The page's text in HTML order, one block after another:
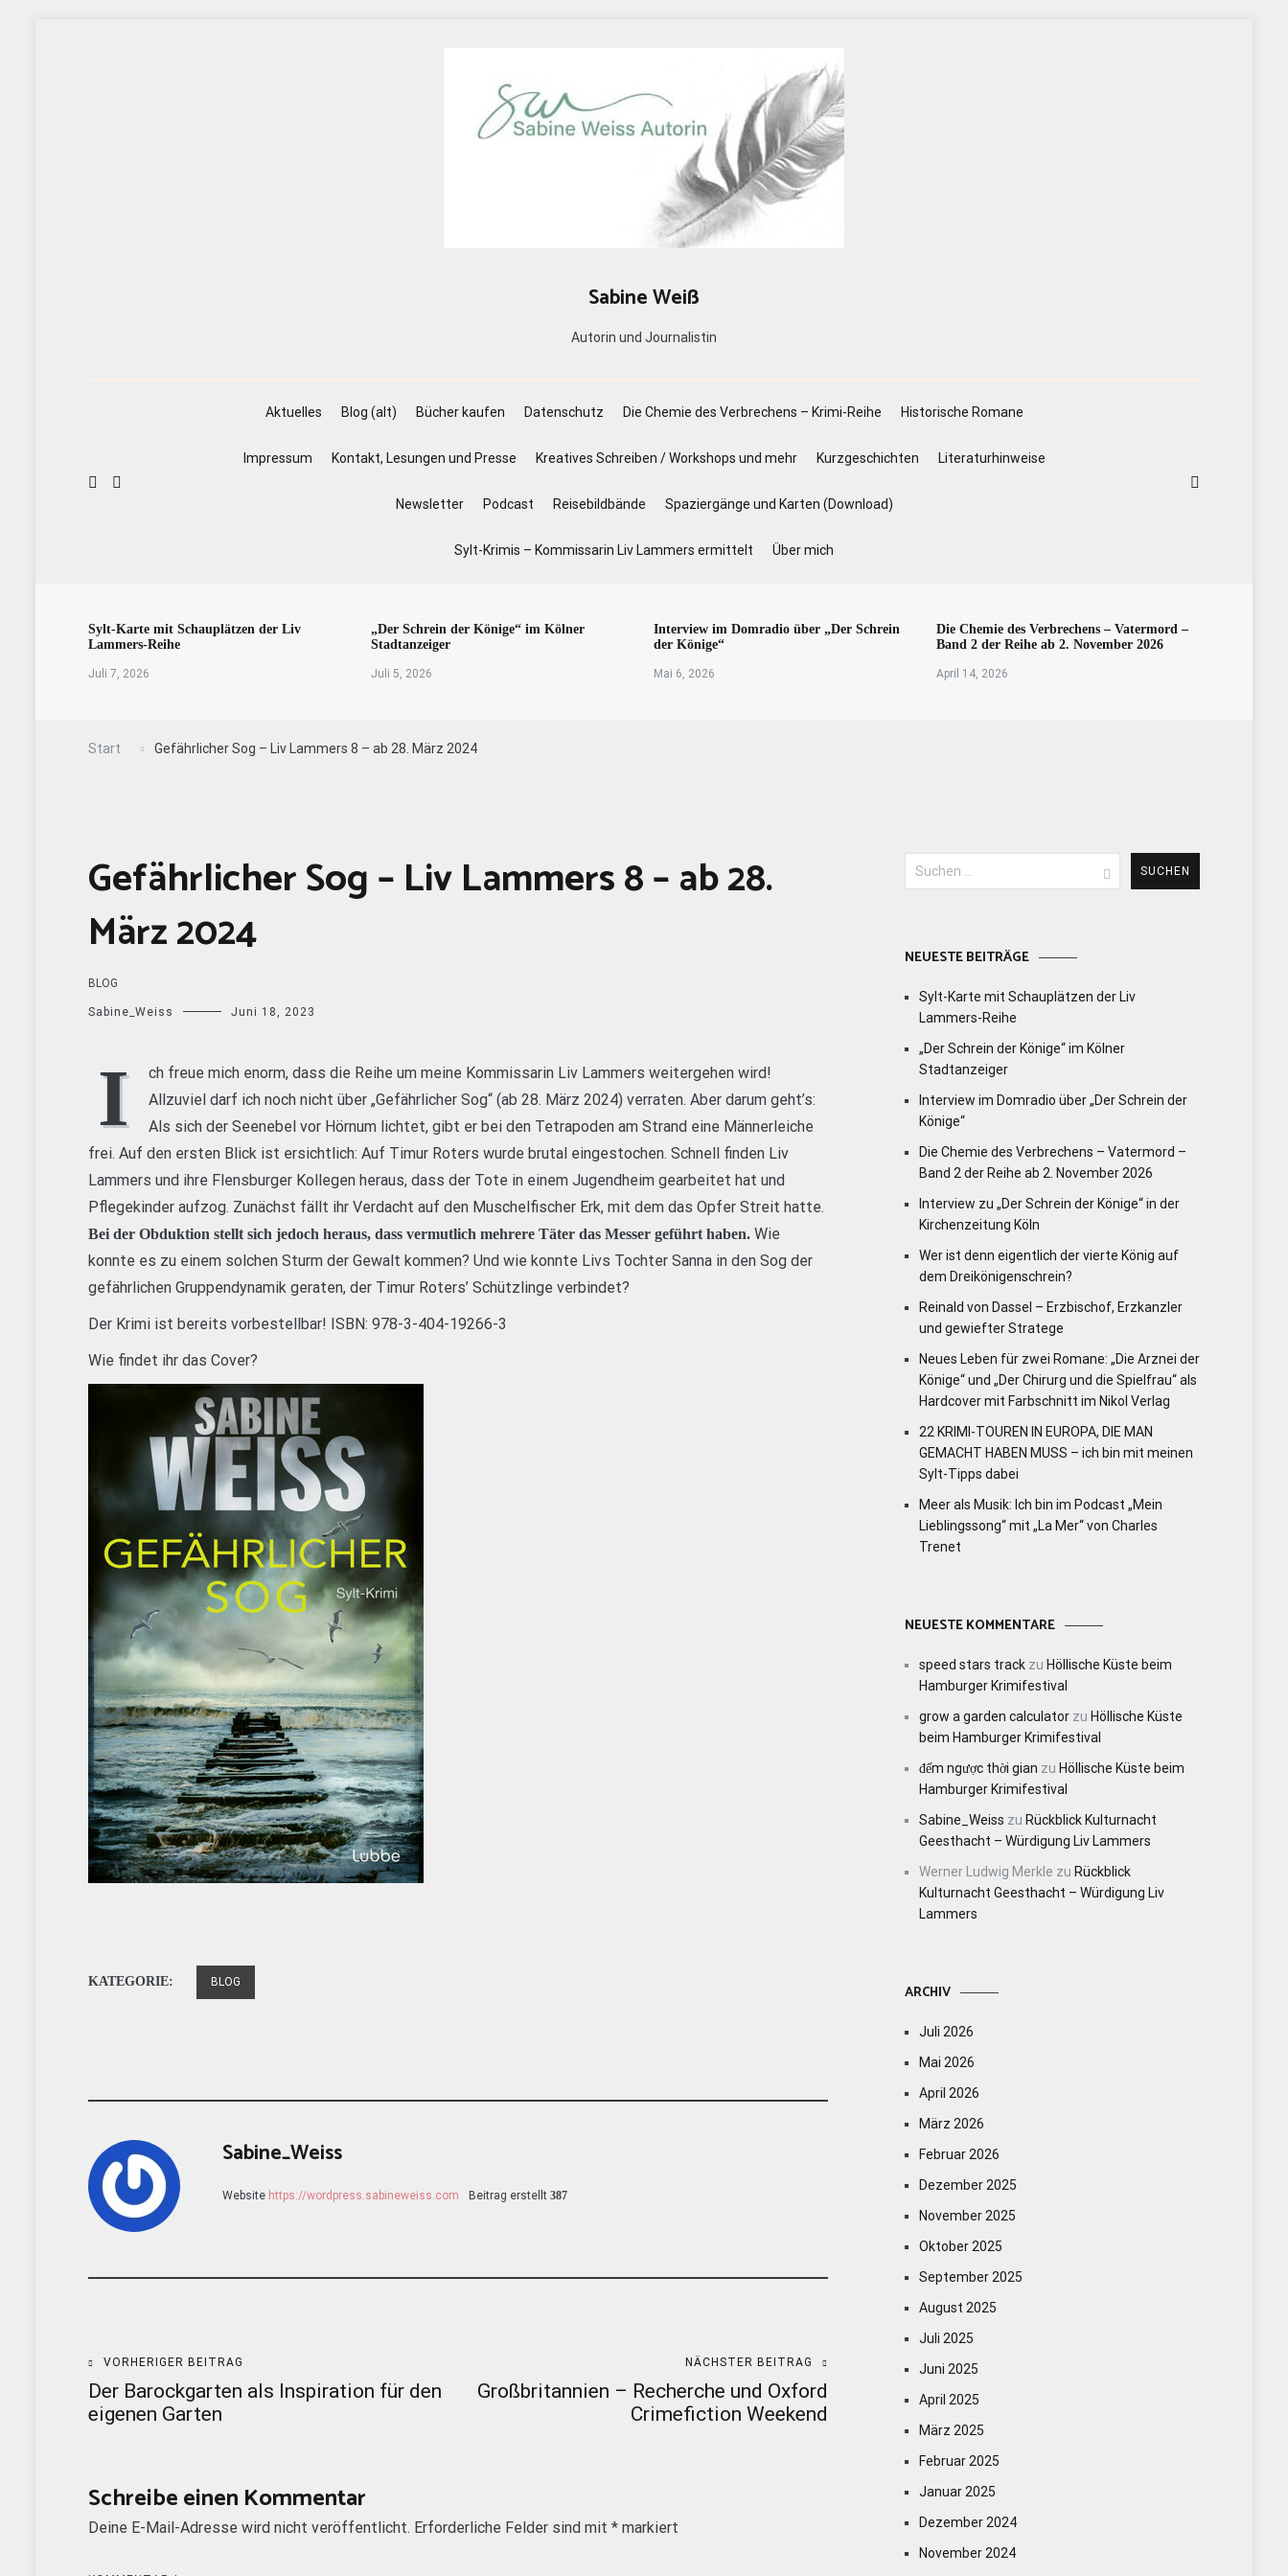
Sabine Weiß
Autorin und Journalistin
Aktuelles Blog (alt) Bücher kaufen Datenschutz Die Chemie des Verbrechens – Krimi-Reihe Historische Romane
Impressum Kontakt, Lesungen und Presse Kreatives Schreiben / Workshops und mehr Kurzgeschichten Literaturhinweise
Newsletter Podcast Reisebildbände Spaziergänge und Karten (Download)
Sylt-Krimis – Kommissarin Liv Lammers ermittelt Über mich
Sylt-Karte mit Schauplätzen der Liv
Lammers-Reihe
Juli 7, 2026
„Der Schrein der Könige“ im Kölner
Stadtanzeiger
Juli 5, 2026
Interview im Domradio über „Der Schrein
der Könige“
Mai 6, 2026
Die Chemie des Verbrechens – Vatermord –
Band 2 der Reihe ab 2. November 2026
April 14, 2026
Start Gefährlicher Sog – Liv Lammers 8 – ab 28. März 2024
Gefährlicher Sog – Liv Lammers 8 – ab 28.
März 2024
BLOG
Sabine_Weiss Juni 18, 2023
I
ch freue mich enorm, dass die Reihe um meine Kommissarin Liv Lammers weitergehen wird!
Allzuviel darf ich noch nicht über „Gefährlicher Sog“ (ab 28. März 2024) verraten. Aber darum geht’s:
Als sich der Seenebel vor Hörnum lichtet, gibt er bei den Tetrapoden am Strand eine Männerleiche
frei. Auf den ersten Blick ist ersichtlich: Auf Timur Roters wurde brutal eingestochen. Schnell finden Liv
Lammers und ihre Flensburger Kollegen heraus, dass der Tote in einem Jugendheim gearbeitet hat und
Pflegekinder aufzog. Zunächst fällt ihr Verdacht auf den Muschelfischer Erk, mit dem das Opfer Streit hatte.
Bei der Obduktion stellt sich jedoch heraus, dass vermutlich mehrere Täter das Messer geführt haben. Wie
konnte es zu einem solchen Sturm der Gewalt kommen? Und wie konnte Livs Tochter Sanna in den Sog der
gefährlichen Gruppendynamik geraten, der Timur Roters’ Schützlinge verbindet?
Der Krimi ist bereits vorbestellbar! ISBN: 978-3-404-19266-3
Wie findet ihr das Cover?
KATEGORIE: BLOG
Sabine_Weiss
Website https://wordpress.sabineweiss.com Beitrag erstellt 387
Beitragsnavigation
VORHERIGER BEITRAG
Der Barockgarten als Inspiration für den
eigenen Garten
NÄCHSTER BEITRAG
Großbritannien – Recherche und Oxford
Crimefiction Weekend
Schreibe einen Kommentar
Deine E-Mail-Adresse wird nicht veröffentlicht. Erforderliche Felder sind mit * markiert
Suchen
nach:
NEUESTE BEITRÄGE
Sylt-Karte mit Schauplätzen der Liv
Lammers-Reihe
„Der Schrein der Könige“ im Kölner
Stadtanzeiger
Interview im Domradio über „Der Schrein der
Könige“
Die Chemie des Verbrechens – Vatermord –
Band 2 der Reihe ab 2. November 2026
Interview zu „Der Schrein der Könige“ in der
Kirchenzeitung Köln
Wer ist denn eigentlich der vierte König auf
dem Dreikönigenschrein?
Reinald von Dassel – Erzbischof, Erzkanzler
und gewiefter Stratege
Neues Leben für zwei Romane: „Die Arznei der
Könige“ und „Der Chirurg und die Spielfrau“ als
Hardcover mit Farbschnitt im Nikol Verlag
22 KRIMI-TOUREN IN EUROPA, DIE MAN
GEMACHT HABEN MUSS – ich bin mit meinen
Sylt-Tipps dabei
Meer als Musik: Ich bin im Podcast „Mein
Lieblingssong“ mit „La Mer“ von Charles
Trenet
NEUESTE KOMMENTARE
speed stars track zu Höllische Küste beim
Hamburger Krimifestival
grow a garden calculator zu Höllische Küste
beim Hamburger Krimifestival
đếm ngược thời gian zu Höllische Küste beim
Hamburger Krimifestival
Sabine_Weiss zu Rückblick Kulturnacht
Geesthacht – Würdigung Liv Lammers
Werner Ludwig Merkle zu Rückblick
Kulturnacht Geesthacht – Würdigung Liv
Lammers
ARCHIV
Juli 2026
Mai 2026
April 2026
März 2026
Februar 2026
Dezember 2025
November 2025
Oktober 2025
September 2025
August 2025
Juli 2025
Juni 2025
April 2025
März 2025
Februar 2025
Januar 2025
Dezember 2024
November 2024